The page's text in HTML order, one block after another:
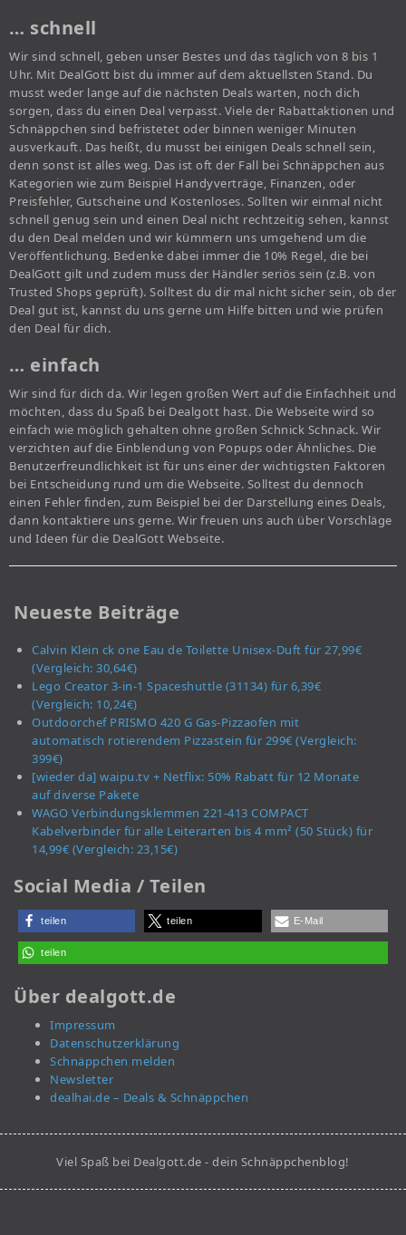
… schnell
Wir sind schnell, geben unser Bestes und das täglich von 8 bis 1
Uhr. Mit DealGott bist du immer auf dem aktuellsten Stand. Du
musst weder lange auf die nächsten Deals warten, noch dich
sorgen, dass du einen Deal verpasst. Viele der Rabattaktionen und
Schnäppchen sind befristetet oder binnen weniger Minuten
ausverkauft. Das heißt, du musst bei einigen Deals schnell sein,
denn sonst ist alles weg. Das ist oft der Fall bei Schnäppchen aus
Kategorien wie zum Beispiel Handyverträge, Finanzen, oder
Preisfehler, Gutscheine und Kostenloses. Sollten wir einmal nicht
schnell genug sein und einen Deal nicht rechtzeitig sehen, kannst
du den Deal melden und wir kümmern uns umgehend um die
Veröffentlichung. Bedenke dabei immer die 10% Regel, die bei
DealGott gilt und zudem muss der Händler seriös sein (z.B. von
Trusted Shops geprüft). Solltest du dir mal nicht sicher sein, ob der
Deal gut ist, kannst du uns gerne um Hilfe bitten und wie prüfen
den Deal für dich.
… einfach
Wir sind für dich da. Wir legen großen Wert auf die Einfachheit und
möchten, dass du Spaß bei Dealgott hast. Die Webseite wird so
einfach wie möglich gehalten ohne großen Schnick Schnack. Wir
verzichten auf die Einblendung von Popups oder Ähnliches. Die
Benutzerfreundlichkeit ist für uns einer der wichtigsten Faktoren
bei Entscheidung rund um die Webseite. Solltest du dennoch
einen Fehler finden, zum Beispiel bei der Darstellung eines Deals,
dann kontaktiere uns gerne. Wir freuen uns auch über Vorschläge
und Ideen für die DealGott Webseite.
Neueste Beiträge
Calvin Klein ck one Eau de Toilette Unisex-Duft für 27,99€
(Vergleich: 30,64€)
Lego Creator 3-in-1 Spaceshuttle (31134) für 6,39€
(Vergleich: 10,24€)
Outdoorchef PRISMO 420 G Gas-Pizzaofen mit
automatisch rotierendem Pizzastein für 299€ (Vergleich:
399€)
[wieder da] waipu.tv + Netflix: 50% Rabatt für 12 Monate
auf diverse Pakete
WAGO Verbindungsklemmen 221-413 COMPACT
Kabelverbinder für alle Leiterarten bis 4 mm² (50 Stück) für
14,99€ (Vergleich: 23,15€)
Social Media / Teilen
teilen teilen E-Mail
teilen
Über dealgott.de
Impressum
Datenschutzerklärung
Schnäppchen melden
Newsletter
dealhai.de – Deals & Schnäppchen
Viel Spaß bei Dealgott.de - dein Schnäppchenblog!